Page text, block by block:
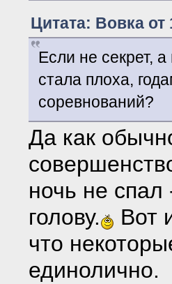
Цитата: Вовка от
Если не секрет,
стала плоха,
соревнований?
Да как
ночь не
голову.
Вот
что
единолично.